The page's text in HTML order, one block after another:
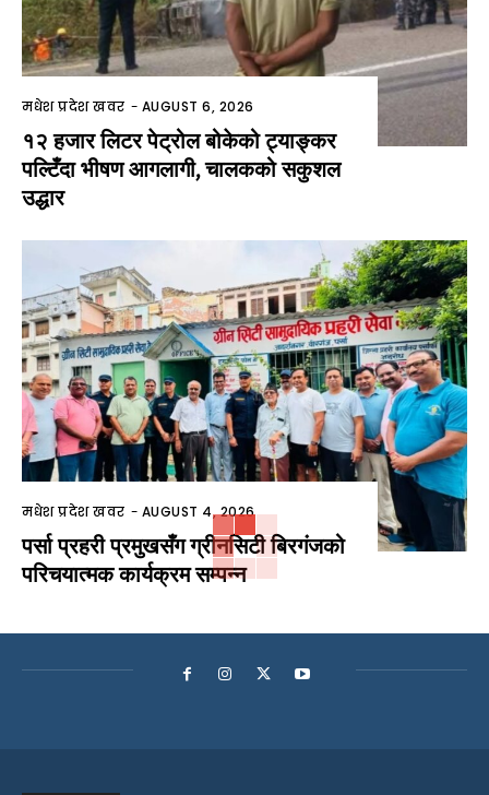
मधेश प्रदेश खवर - AUGUST 6, 2026
१२ हजार लिटर पेट्रोल बोकेको ट्याङ्कर
पल्टिँदा भीषण आगलागी, चालकको सकुशल
उद्धार
मधेश प्रदेश खवर - AUGUST 4, 2026
पर्सा प्रहरी प्रमुखसँग ग्रीनसिटी बिरगंजको
परिचयात्मक कार्यक्रम सम्पन्न